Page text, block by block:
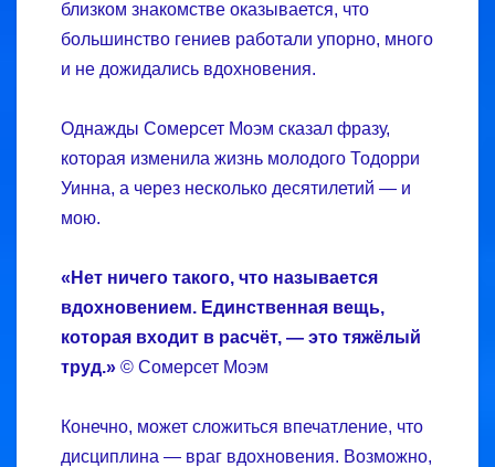
близком знакомстве оказывается, что
большинство гениев работали упорно, много
и не дожидались вдохновения.
Однажды Сомерсет Моэм сказал фразу,
которая изменила жизнь молодого Тодорри
Уинна, а через несколько десятилетий — и
мою.
«Нет ничего такого, что называется
вдохновением. Единственная вещь,
которая входит в расчёт, — это тяжёлый
труд.» © Сомерсет Моэм
Конечно, может сложиться впечатление, что
дисциплина — враг вдохновения. Возможно,